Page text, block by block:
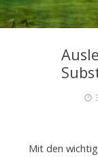
Mit den